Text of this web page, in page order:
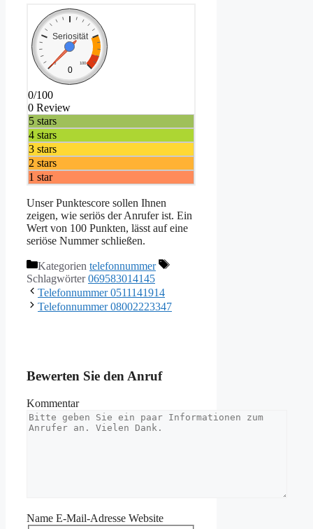
Seriosität
0 100
0
0/100
0 Review
5 stars
4 stars
3 stars
2 stars
1 star
Unser Punktescore sollen Ihnen
zeigen, wie seriös der Anrufer ist. Ein
Wert von 100 Punkten, lässt auf eine
seriöse Nummer schließen.
Kategorien telefonnummer
Schlagwörter069583014145
Telefonnummer 0511141914
Telefonnummer 08002223347
Bewerten Sie den Anruf
Kommentar
Name E-Mail-Adresse Website